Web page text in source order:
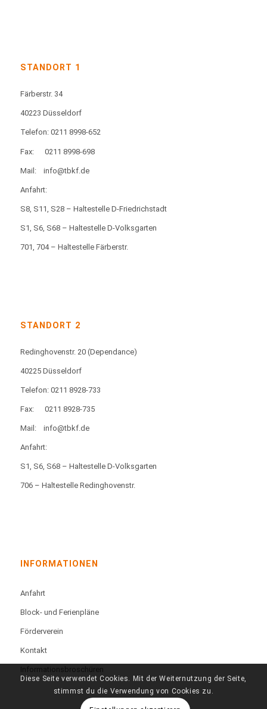
STANDORT 1
Färberstr. 34
40223 Düsseldorf
Telefon: 0211 8998-652
Fax: 0211 8998-698
Mail: info@tbkf.de
Anfahrt:
S8, S11, S28 – Haltestelle D-Friedrichstadt
S1, S6, S68 – Haltestelle D-Volksgarten
701, 704 – Haltestelle Färberstr.
STANDORT 2
Redinghovenstr. 20 (Dependance)
40225 Düsseldorf
Telefon: 0211 8928-733
Fax: 0211 8928-735
Mail: info@tbkf.de
Anfahrt:
S1, S6, S68 – Haltestelle D-Volksgarten
706 – Haltestelle Redinghovenstr.
INFORMATIONEN
Anfahrt
Block- und Ferienpläne
Förderverein
Kontakt
Informationsbroschüren
Diese Seite verwendet Cookies. Mit der Weiternutzung der Seite,
stimmst du die Verwendung von Cookies zu.